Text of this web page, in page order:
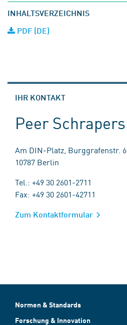
INHALTSVERZEICHNIS
PDF (DE)
IHR KONTAKT
Peer Schrapers
Am DIN-Platz, Burggrafenstr. 6
10787 Berlin
Tel.: +49 30 2601-2711
Fax: +49 30 2601-42711
Zum Kontaktformular
Normen & Standards
Forschung & Innovation